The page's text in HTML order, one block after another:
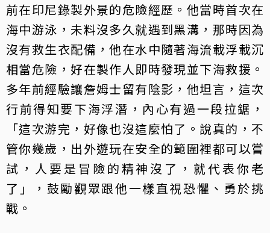
前在印尼錄製外景的危險經歷。他當時首次在
海中游泳，未料沒多久就遇到黑溝，那時因為
沒有救生衣配備，他在水中隨著海流載浮載沉
相當危險，好在製作人即時發現並下海救援。
多年前經驗讓詹姆士留有陰影，他坦言，這次
行前得知要下海浮潛，內心有過一段拉鋸，
「這次游完，好像也沒這麼怕了。說真的，不
管你幾歲，出外遊玩在安全的範圍裡都可以嘗
試，人要是冒險的精神沒了，就代表你老
了」，鼓勵觀眾跟他一樣直視恐懼、勇於挑
戰。